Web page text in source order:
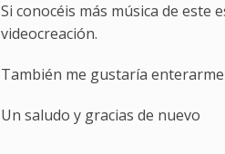
Si conocéis más música de
videocreación.
También me gustaría
Un saludo y gracias de nuevo